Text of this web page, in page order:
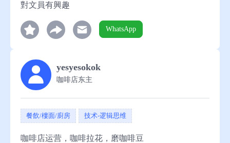
對文員有興趣
WhatsApp
yesyesokok
咖啡店东主
餐飲/樓面/廚房 技术-逻辑思维
咖啡店运营，咖啡拉花，磨咖啡豆